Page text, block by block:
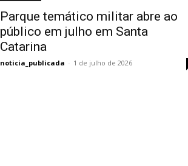
Parque temático militar abre ao
público em julho em Santa
Catarina
noticia_publicada - 1 de julho de 2026